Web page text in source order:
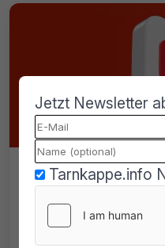
YouTube: 2,5
Meldungen in
YouTube
Jetzt Newsletter
Tarnkappe.info